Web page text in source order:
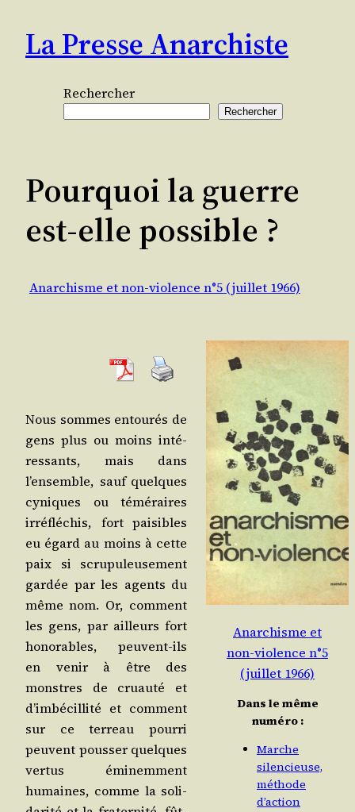
contenu
La Presse Anarchiste
Rechercher
Rechercher
Pourquoi la guerre
est-elle possible ?
Anarchisme et non-violence n°5 (juillet 1966)
Nous sommes entou­rés de
gens plus ou moins inté­
res­sants, mais dans
l’ensemble, sauf quelques
cyniques ou témé­raires
irré­flé­chis, fort pai­sibles
eu égard au moins à cette
paix si scru­pu­leu­se­ment
gar­dée par les agents du
même nom. Or, com­ment
les gens, par ailleurs fort
hono­rables, peuvent-ils
en venir à être des
monstres de cruau­té et
d’imbécillité et com­ment
sur ce ter­reau pour­ri
peuvent pous­ser quelques
ver­tus émi­nem­ment
humaines, comme la soli­
Anarchisme et
non-violence n°5
(juillet 1966)
Dans le même
numéro :
Marche
silencieuse,
méthode
d’action